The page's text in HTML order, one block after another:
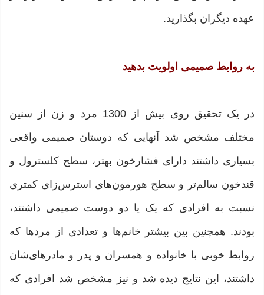
عهده دیگران بگذارید.
به روابط صمیمی اولویت بدهید
در یک تحقیق روی بیش از 1300 مرد و زن از سنین
مختلف مشخص شد آنهایی که دوستان صمیمی واقعی
بسیاری داشتند دارای فشارخون بهتر، سطح کلسترول و
قندخون سالم‌تر و سطح هورمون‌های استرس‌زای کمتری
نسبت به افرادی که یک یا دو دوست صمیمی داشتند،
بودند. همچنین بین بیشتر خانم‌ها و تعدادی از مردها که
روابط خوبی با خانواده و همسران و پدر و مادرهای‌شان
داشتند، این نتایج دیده شد و نیز مشخص شد افرادی که